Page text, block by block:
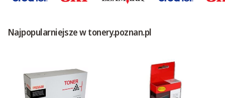
Najpopularniejsze w tonery.poznan.pl